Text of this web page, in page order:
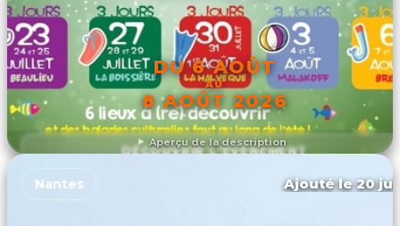
Aperçu de la description
DU 6 AOÛT
AU
8 AOÛT 2026
DÉCOUVRIR L'ÉVÉNEMENT
Nantes Ajouté le 20